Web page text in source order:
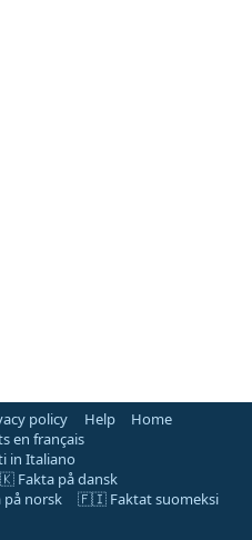
policy Help
Home
en français
Italiano
Fakta på dansk
norsk
🇫🇮 Faktat suomeksi